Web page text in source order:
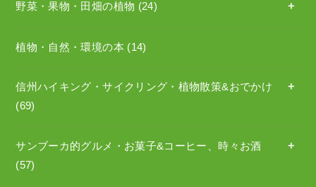
野菜・果物・田畑の植物 (24)
植物・自然・環境の本 (14)
信州ハイキング・サイクリング・植物散策&おでかけ
(69)
サンブーカ的グルメ・お菓子&コーヒー、時々お酒
(57)